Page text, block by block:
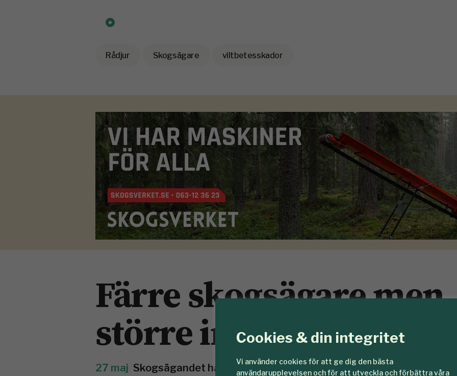
Cookies & din integritet
Vi använder cookies för att ge dig den bästa
användarupplevelsen och för att utveckla och förbättra våra
Rådjur Skogsägare viltbetesskador
Färre skogsägare men
större innehav
27 maj Skogsägandet har ändrat karaktär de senaste 25 åren. Antalet